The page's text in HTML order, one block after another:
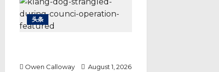
头条
Owen Calloway August 1, 2026